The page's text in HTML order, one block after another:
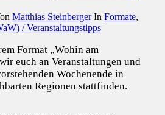
Matthias SteinbergerIn Formate,
/ Veranstaltungstipps
Format „Wohin am
euch an Veranstaltungen und
Wochenende in
Regionen stattfinden.